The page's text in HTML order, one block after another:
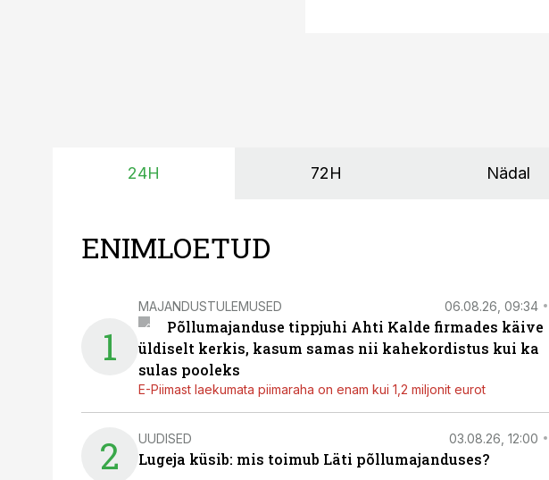
24H 72H Nädal
ENIMLOETUD
1
MAJANDUSTULEMUSED 06.08.26, 09:34
Põllumajanduse tippjuhi Ahti Kalde firmades käive
üldiselt kerkis, kasum samas nii kahekordistus kui ka
sulas pooleks
E-Piimast laekumata piimaraha on enam kui 1,2 miljonit eurot
2 UUDISED 03.08.26, 12:00
Lugeja küsib: mis toimub Läti põllumajanduses?